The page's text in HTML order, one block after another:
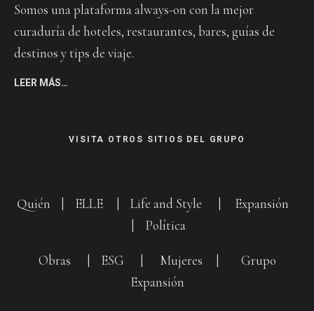
Somos una plataforma always-on con la mejor
curaduría de hoteles, restaurantes, bares, guías de
destinos y tips de viaje.
LEER MÁS…
VISITA OTROS SITIOS DEL GRUPO
Quién ELLE Life and Style
Expansión
Política
Obras ESG Mujeres
Grupo
Expansión